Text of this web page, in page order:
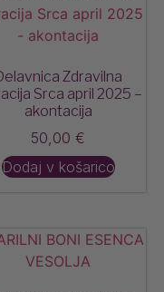
Zdravilna
Srca april 2025 –
akontacija
50,00 €
Dodaj v košarico